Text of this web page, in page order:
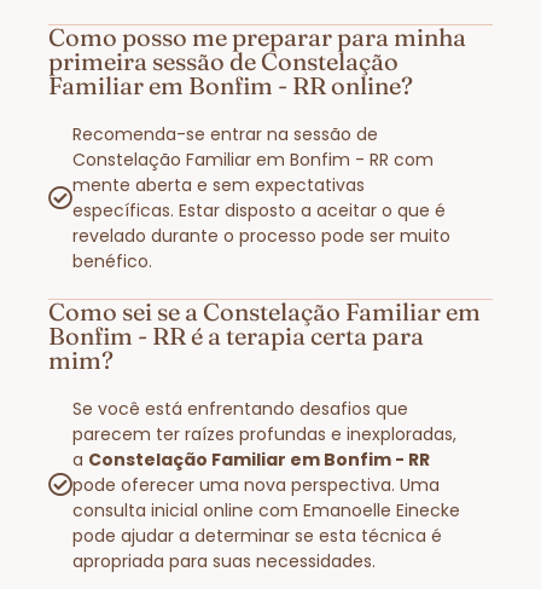
Como posso me preparar para minha
primeira sessão de Constelação
Familiar em Bonfim - RR online?
Recomenda-se entrar na sessão de
Constelação Familiar em Bonfim - RR com
mente aberta e sem expectativas
específicas. Estar disposto a aceitar o que é
revelado durante o processo pode ser muito
benéfico.
Como sei se a Constelação Familiar em
Bonfim - RR é a terapia certa para
mim?
Se você está enfrentando desafios que
parecem ter raízes profundas e inexploradas,
a Constelação Familiar em Bonfim - RR
pode oferecer uma nova perspectiva. Uma
consulta inicial online com Emanoelle Einecke
pode ajudar a determinar se esta técnica é
apropriada para suas necessidades.